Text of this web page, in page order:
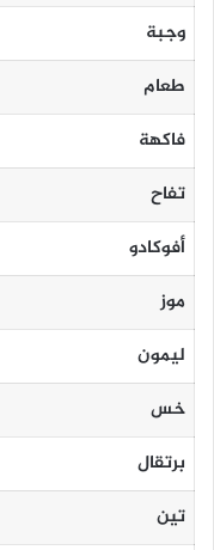
وجبة
طعام
فاكهة
تفاح
أفوكادو
موز
ليمون
خس
برتقال
تين